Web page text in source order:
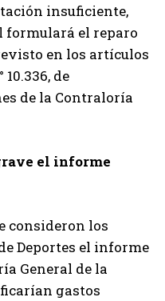
insuficiente,
formulará el reparo
en los artículos
de
de la Contraloría
el informe
consideron los
Deportes el informe
General de la
gastos